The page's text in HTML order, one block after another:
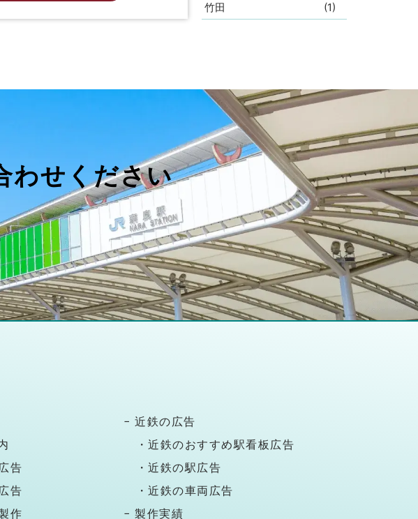
竹田
(1)
わせください
告
告
作
− 近鉄の広告
・近鉄のおすすめ駅看板広告
・近鉄の駅広告
・近鉄の車両広告
− 製作実績